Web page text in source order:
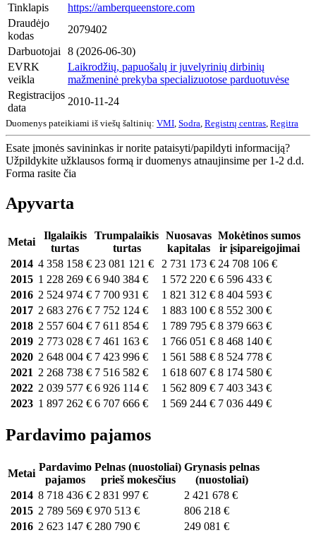
Tinklapis
https://amberqueenstore.com
Draudėjo
kodas
2079402
Darbuotojai
8 (2026-06-30)
EVRK
veikla
Laikrodžių, papuošalų ir juvelyrinių dirbinių
mažmeninė prekyba specializuotose parduotuvėse
Registracijos
data
2010-11-24
Duomenys pateikiami iš viešų šaltinių: VMI Sodra Registrų centras Regitra
Esate įmonės savininkas ir norite pataisyti/papildyti informaciją?
Užpildykite užklausos formą ir duomenys atnaujinsime per 1-2 d.d.
Forma rasite čia
Apyvarta
Metai
Ilgalaikis
turtas
Trumpalaikis
turtas
Nuosavas
kapitalas
Mokėtinos sumos
ir įsipareigojimai
2014 4 358 158 € 23 081 121 € 2 731 173 € 24 708 106 €
2015 1 228 269 € 6 940 384 € 1 572 220 € 6 596 433 €
2016 2 524 974 € 7 700 931 € 1 821 312 € 8 404 593 €
2017 2 683 276 € 7 752 124 € 1 883 100 € 8 552 300 €
2018 2 557 604 € 7 611 854 € 1 789 795 € 8 379 663 €
2019 2 773 028 € 7 461 163 € 1 766 051 € 8 468 140 €
2020 2 648 004 € 7 423 996 € 1 561 588 € 8 524 778 €
2021 2 268 738 € 7 516 582 € 1 618 607 € 8 174 580 €
2022 2 039 577 € 6 926 114 € 1 562 809 € 7 403 343 €
2023 1 897 262 € 6 707 666 € 1 569 244 € 7 036 449 €
Pardavimo pajamos
Metai
Pardavimo
pajamos
Pelnas (nuostoliai)
prieš mokesčius
Grynasis pelnas
(nuostoliai)
2014 8 718 436 € 2 831 997 €
2 421 678 €
2015 2 789 569 € 970 513 €
806 218 €
2016 2 623 147 € 280 790 €
249 081 €